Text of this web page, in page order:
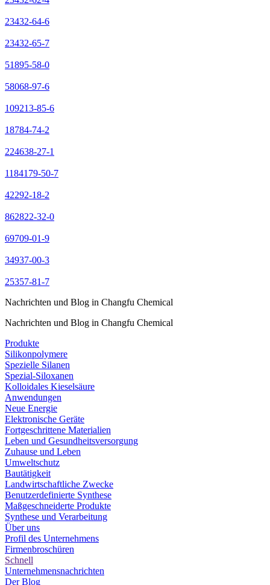
23432-64-6
23432-65-7
51895-58-0
58068-97-6
109213-85-6
18784-74-2
224638-27-1
1184179-50-7
42292-18-2
862822-32-0
69709-01-9
34937-00-3
25357-81-7
Nachrichten und Blog in Changfu Chemical
Nachrichten und Blog in Changfu Chemical
Produkte
Silikonpolymere
Spezielle Silanen
Spezial-Siloxanen
Kolloidales Kieselsäure
Anwendungen
Neue Energie
Elektronische Geräte
Fortgeschrittene Materialien
Leben und Gesundheitsversorgung
Zuhause und Leben
Umweltschutz
Bautätigkeit
Landwirtschaftliche Zwecke
Benutzerdefinierte Synthese
Maßgeschneiderte Produkte
Synthese und Verarbeitung
Über uns
Profil des Unternehmens
Firmenbroschüren
Schnell
Unternehmensnachrichten
Der Blog